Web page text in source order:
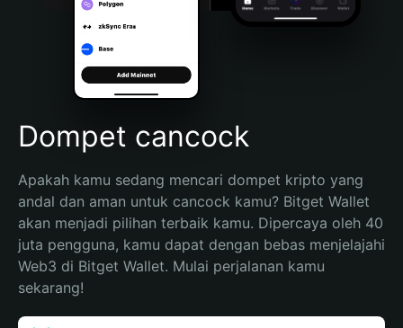
Português (Brasil)
Español (Argentina)
Dompet cancock
Apakah kamu sedang mencari dompet kripto yang
andal dan aman untuk cancock kamu? Bitget Wallet
akan menjadi pilihan terbaik kamu. Dipercaya oleh 40
juta pengguna, kamu dapat dengan bebas menjelajahi
Web3 di Bitget Wallet. Mulai perjalanan kamu
sekarang!